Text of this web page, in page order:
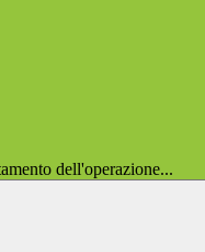
dell'operazione...